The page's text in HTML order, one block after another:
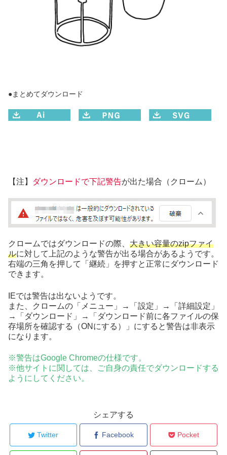
●まとめてダウンロード
【注】 ダウンロードで下記警告が出た場合（クローム）
クロームではダウンロードの際、 大きい容量のzipファイ
ルに対して上記のような警告が出る場合があるようです。
右端の三角を押して「継続」を押すと正常にダウンロード
できます。
IEでは警告は出ないようです。
また、クロームの「メニュー」→「設定」→「詳細設定」
→「ダウンロード」→「ダウンロード前に各ファイルの保
存場所を確認する（ONにする）」にすると警告は非表示
になります。
※警告はGoogle Chromeの仕様です。
※他サイトに関しては、ご自身の責任でダウンロードする
ようにしてください。
シェアする
Twitter Facebook Pocket